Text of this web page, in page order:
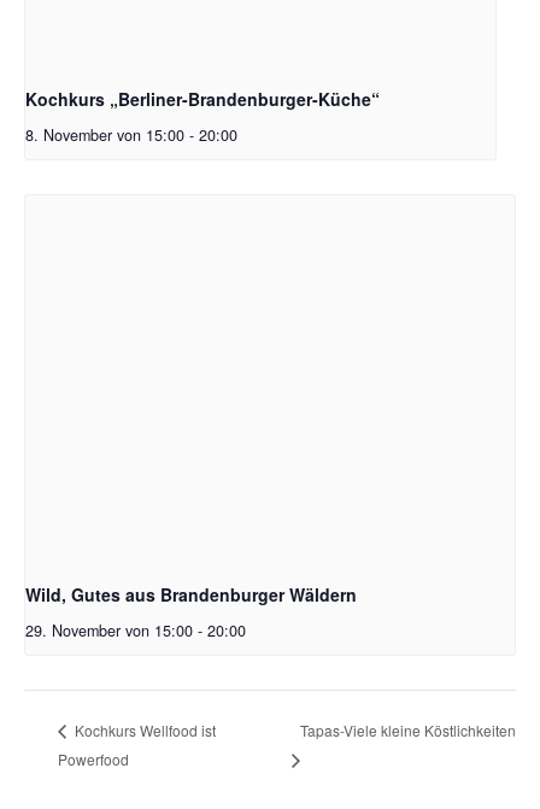
Kochkurs „Berliner-Brandenburger-Küche“
8. November von 15:00 - 20:00
Wild, Gutes aus Brandenburger Wäldern
29. November von 15:00 - 20:00
Kochkurs Wellfood ist
Powerfood
Tapas-Viele kleine Köstlichkeiten